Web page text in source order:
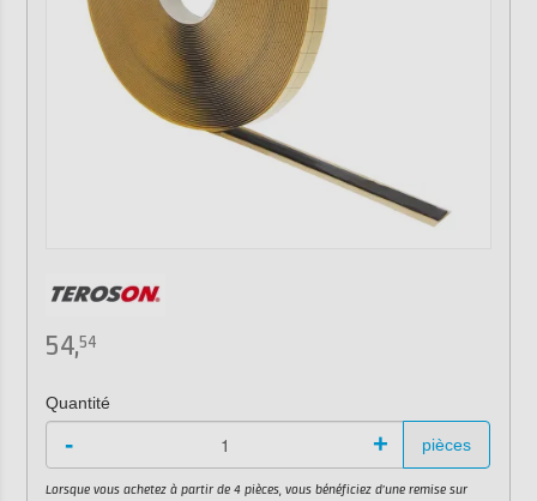
54,54
Quantité
- + pièces
Lorsque vous achetez à partir de 4 pièces, vous bénéficiez d'une remise sur